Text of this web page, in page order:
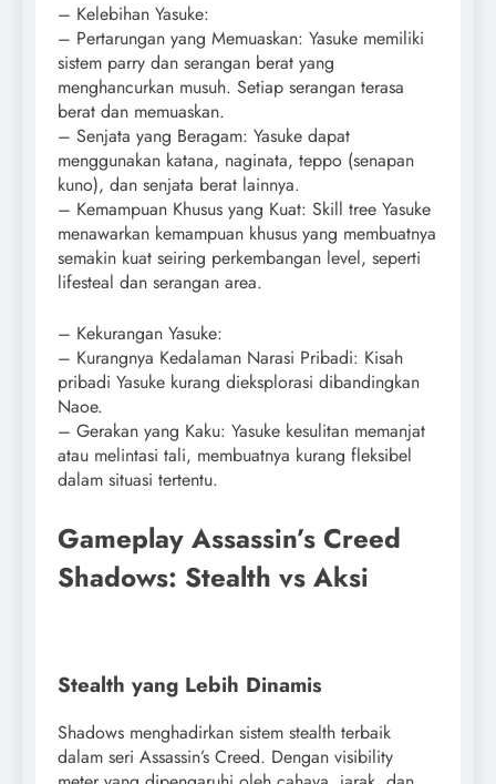
– Kelebihan Yasuke:
– Pertarungan yang Memuaskan: Yasuke memiliki
sistem parry dan serangan berat yang
menghancurkan musuh. Setiap serangan terasa
berat dan memuaskan.
– Senjata yang Beragam: Yasuke dapat
menggunakan katana, naginata, teppo (senapan
kuno), dan senjata berat lainnya.
– Kemampuan Khusus yang Kuat: Skill tree Yasuke
menawarkan kemampuan khusus yang membuatnya
semakin kuat seiring perkembangan level, seperti
lifesteal dan serangan area.
– Kekurangan Yasuke:
– Kurangnya Kedalaman Narasi Pribadi: Kisah
pribadi Yasuke kurang dieksplorasi dibandingkan
Naoe.
– Gerakan yang Kaku: Yasuke kesulitan memanjat
atau melintasi tali, membuatnya kurang fleksibel
dalam situasi tertentu.
Gameplay Assassin’s Creed
Shadows: Stealth vs Aksi
Stealth yang Lebih Dinamis
Shadows menghadirkan sistem stealth terbaik
dalam seri Assassin’s Creed. Dengan visibility